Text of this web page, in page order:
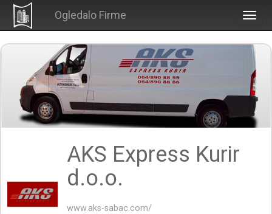
Ogledalo Firme
AKS Express Kurir
d.o.o.
www.aks-sabac.com/